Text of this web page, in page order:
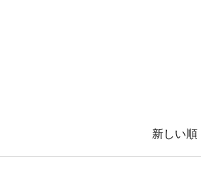
新しい順 |